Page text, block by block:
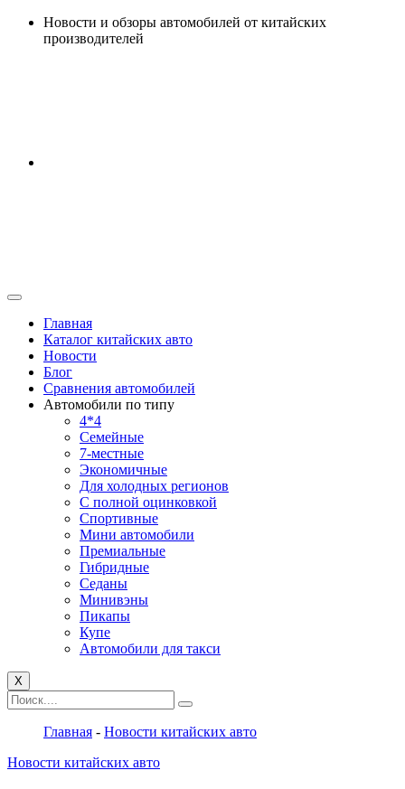
ПерейтиНовости и обзоры автомобилей от китайских
производителей
Главная
Каталог китайских авто
Новости
Блог
Сравнения автомобилей
Автомобили по типу
4*4
Семейные
7-местные
Экономичные
Для холодных регионов
С полной оцинковкой
Спортивные
Мини автомобили
Премиальные
Гибридные
Седаны
Минивэны
Пикапы
Купе
Автомобили для такси
X
Главная - Новости китайских авто
Новости китайских авто